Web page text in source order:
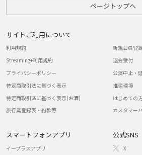
ページトップへ
サイトご利用について
利用規約
Streaming+利用規約
プライバシーポリシー
特定商取引法に基づく表示
特定商取引法に基づく表示(お酒)
旅行業登録表・約款等
新規会員登
退会受付
公演中止・
推奨環境
はじめての
カスタマー
スマートフォンアプリ
イープラスアプリ
公式SNS
X